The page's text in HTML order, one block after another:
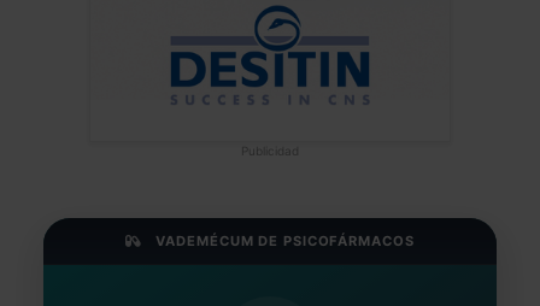
Publicidad
VADEMÉCUM DE PSICOFÁRMACOS